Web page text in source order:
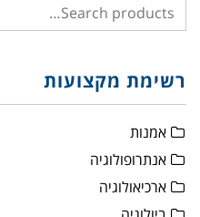
רשימת מקצועות
אמנות
אנתרופולוגיה
ארכיאולוגיה